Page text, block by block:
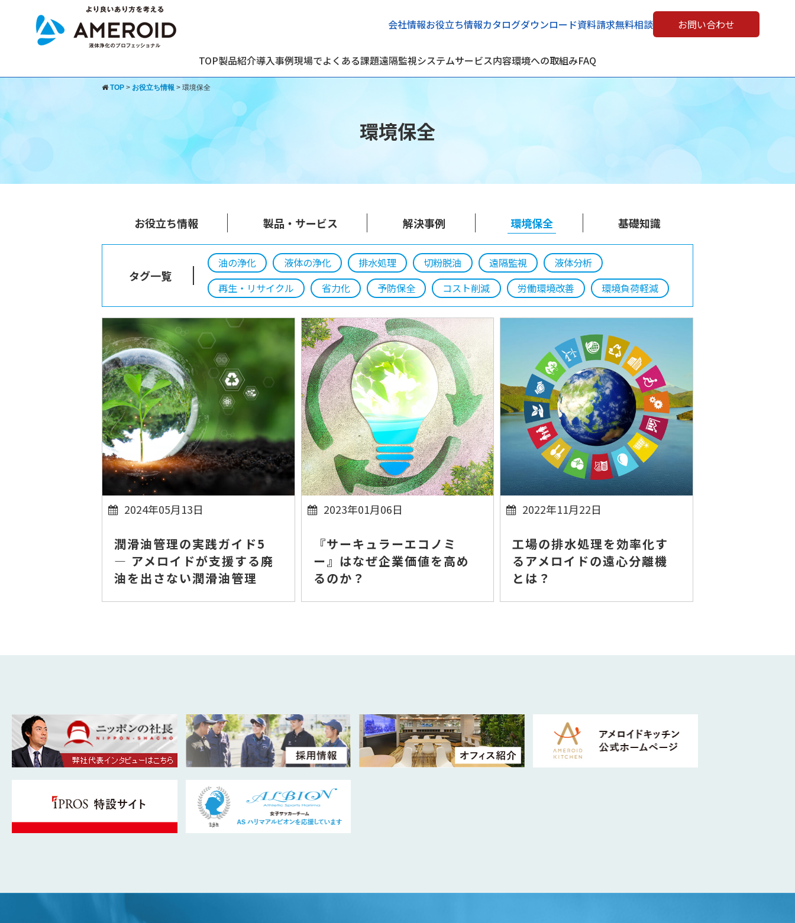
会社情報お役立ち情報カタログダウンロード資料請求無料相談 お問い合わせ
TOP製品紹介導入事例現場でよくある課題遠隔監視システムサービス内容環境への取組みFAQ
TOP > お役立ち情報 > 環境保全
環境保全
お役立ち情報 製品・サービス 解決事例 環境保全 基礎知識
タグ一覧
油の浄化 液体の浄化 排水処理 切粉脱油 遠隔監視
液体分析
再生・リサイクル
省力化 予防保全 コスト削減 労働環境改善 環境負荷軽減
2024年05月13日
潤滑油管理の実践ガイド5
― アメロイドが支援する廃
油を出さない潤滑油管理
2023年01月06日
『サーキュラーエコノミ
ー』はなぜ企業価値を高め
るのか？
2022年11月22日
工場の排水処理を効率化す
るアメロイドの遠心分離機
とは？